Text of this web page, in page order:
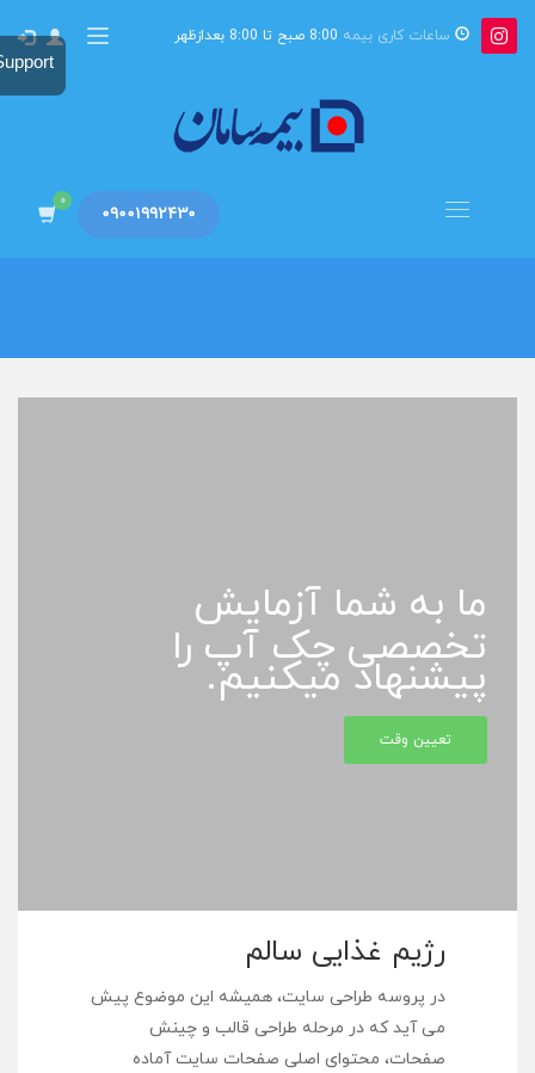
ساعات کاری بیمه
09001992430 ارتودنسی دهان و دندان
ما به شما آزمایش
تخصصی چک آپ را
پیشنهاد میکنیم.
تعیین وقت
رژیم غذایی سالم
در پروسه طراحی سایت، همیشه این موضوع پیش
می آید که در مرحله طراحی قالب و چینش
صفحات، محتوای اصلی صفحات سایت آماده